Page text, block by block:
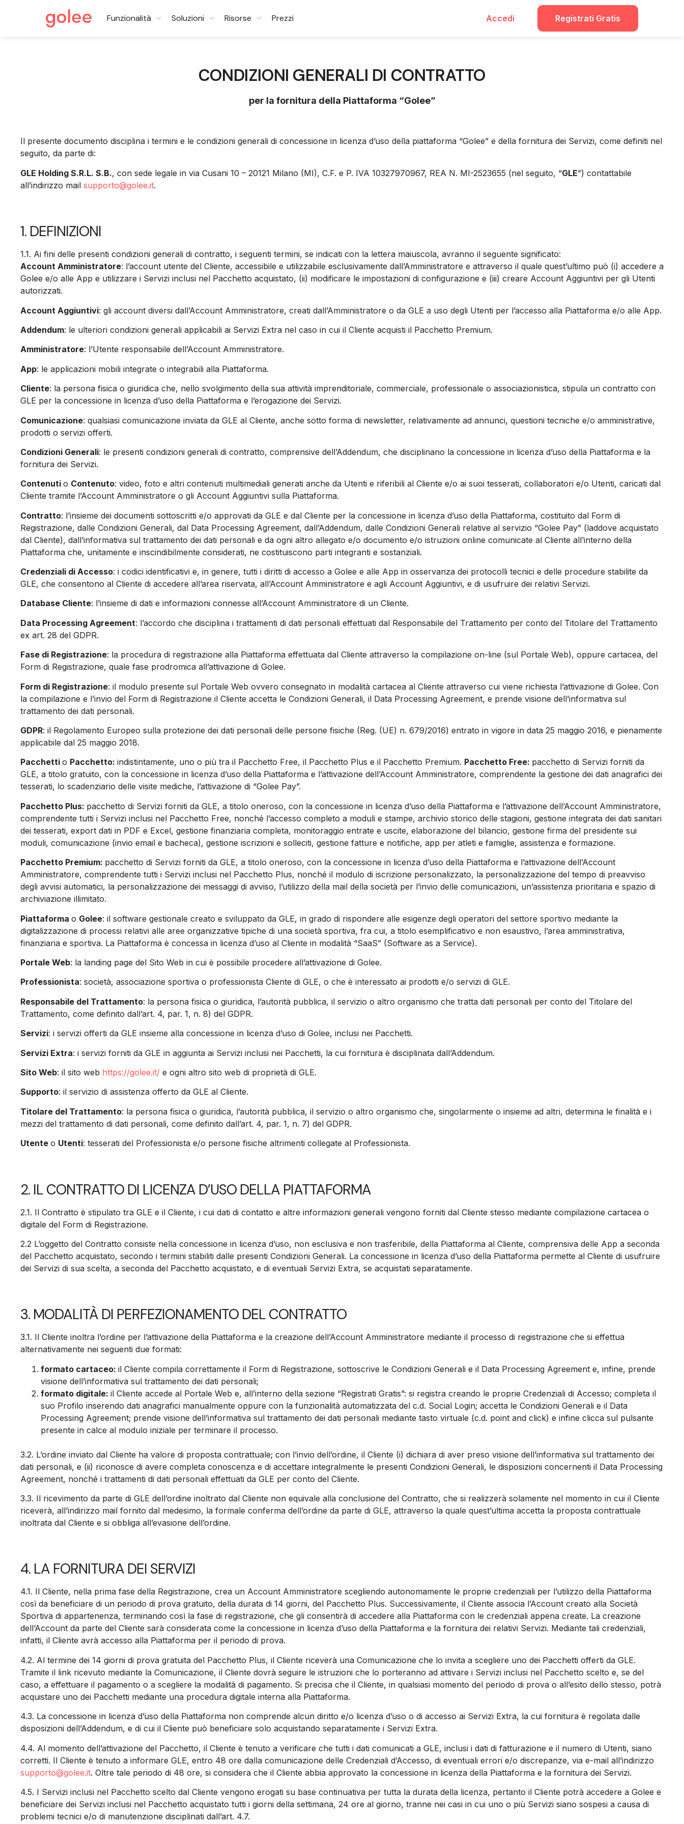
Funzionalità Soluzioni Risorse Prezzi Accedi Registrati Gratis
CONDIZIONI GENERALI DI CONTRATTO
per la fornitura della Piattaforma “Golee”
Il presente documento disciplina i termini e le condizioni generali di concessione in licenza d’uso della piattaforma “Golee” e della fornitura dei Servizi, come definiti nel
seguito, da parte di:
GLE Holding S.R.L. S.B., con sede legale in via Cusani 10 – 20121 Milano (MI), C.F. e P. IVA 10327970967, REA N. MI-2523655 (nel seguito, “GLE”) contattabile
all’indirizzo mail supporto@golee.it.
1. DEFINIZIONI
1.1. Ai fini delle presenti condizioni generali di contratto, i seguenti termini, se indicati con la lettera maiuscola, avranno il seguente significato:
Account Amministratore: l’account utente del Cliente, accessibile e utilizzabile esclusivamente dall’Amministratore e attraverso il quale quest’ultimo può (i) accedere a
Golee e/o alle App e utilizzare i Servizi inclusi nel Pacchetto acquistato, (ii) modificare le impostazioni di configurazione e (iii) creare Account Aggiuntivi per gli Utenti
autorizzati.
Account Aggiuntivi: gli account diversi dall’Account Amministratore, creati dall’Amministratore o da GLE a uso degli Utenti per l’accesso alla Piattaforma e/o alle App.
Addendum: le ulteriori condizioni generali applicabili ai Servizi Extra nel caso in cui il Cliente acquisti il Pacchetto Premium.
Amministratore: l’Utente responsabile dell’Account Amministratore.
App: le applicazioni mobili integrate o integrabili alla Piattaforma.
Cliente: la persona fisica o giuridica che, nello svolgimento della sua attività imprenditoriale, commerciale, professionale o associazionistica, stipula un contratto con
GLE per la concessione in licenza d’uso della Piattaforma e l’erogazione dei Servizi.
Comunicazione: qualsiasi comunicazione inviata da GLE al Cliente, anche sotto forma di newsletter, relativamente ad annunci, questioni tecniche e/o amministrative,
prodotti o servizi offerti.
Condizioni Generali: le presenti condizioni generali di contratto, comprensive dell’Addendum, che disciplinano la concessione in licenza d’uso della Piattaforma e la
fornitura dei Servizi.
Contenuti o Contenuto: video, foto e altri contenuti multimediali generati anche da Utenti e riferibili al Cliente e/o ai suoi tesserati, collaboratori e/o Utenti, caricati dal
Cliente tramite l’Account Amministratore o gli Account Aggiuntivi sulla Piattaforma.
Contratto: l’insieme dei documenti sottoscritti e/o approvati da GLE e dal Cliente per la concessione in licenza d’uso della Piattaforma, costituito dal Form di
Registrazione, dalle Condizioni Generali, dal Data Processing Agreement, dall’Addendum, dalle Condizioni Generali relative al servizio “Golee Pay” (laddove acquistato
dal Cliente), dall’informativa sul trattamento dei dati personali e da ogni altro allegato e/o documento e/o istruzioni online comunicate al Cliente all’interno della
Piattaforma che, unitamente e inscindibilmente considerati, ne costituiscono parti integranti e sostanziali.
Credenziali di Accesso: i codici identificativi e, in genere, tutti i diritti di accesso a Golee e alle App in osservanza dei protocolli tecnici e delle procedure stabilite da
GLE, che consentono al Cliente di accedere all’area riservata, all’Account Amministratore e agli Account Aggiuntivi, e di usufruire dei relativi Servizi.
Database Cliente: l’insieme di dati e informazioni connesse all’Account Amministratore di un Cliente.
Data Processing Agreement: l’accordo che disciplina i trattamenti di dati personali effettuati dal Responsabile del Trattamento per conto del Titolare del Trattamento
ex art. 28 del GDPR.
Fase di Registrazione: la procedura di registrazione alla Piattaforma effettuata dal Cliente attraverso la compilazione on-line (sul Portale Web), oppure cartacea, del
Form di Registrazione, quale fase prodromica all’attivazione di Golee.
Form di Registrazione: il modulo presente sul Portale Web ovvero consegnato in modalità cartacea al Cliente attraverso cui viene richiesta l’attivazione di Golee. Con
la compilazione e l’invio del Form di Registrazione il Cliente accetta le Condizioni Generali, il Data Processing Agreement, e prende visione dell’informativa sul
trattamento dei dati personali.
GDPR: il Regolamento Europeo sulla protezione dei dati personali delle persone fisiche (Reg. (UE) n. 679/2016) entrato in vigore in data 25 maggio 2016, e pienamente
applicabile dal 25 maggio 2018.
Pacchetti o Pacchetto: indistintamente, uno o più tra il Pacchetto Free, il Pacchetto Plus e il Pacchetto Premium. Pacchetto Free: pacchetto di Servizi forniti da
GLE, a titolo gratuito, con la concessione in licenza d’uso della Piattaforma e l’attivazione dell’Account Amministratore, comprendente la gestione dei dati anagrafici dei
tesserati, lo scadenziario delle visite mediche, l’attivazione di “Golee Pay”.
Pacchetto Plus: pacchetto di Servizi forniti da GLE, a titolo oneroso, con la concessione in licenza d’uso della Piattaforma e l’attivazione dell’Account Amministratore,
comprendente tutti i Servizi inclusi nel Pacchetto Free, nonché l’accesso completo a moduli e stampe, archivio storico delle stagioni, gestione integrata dei dati sanitari
dei tesserati, export dati in PDF e Excel, gestione finanziaria completa, monitoraggio entrate e uscite, elaborazione del bilancio, gestione firma del presidente sui
moduli, comunicazione (invio email e bacheca), gestione iscrizioni e solleciti, gestione fatture e notifiche, app per atleti e famiglie, assistenza e formazione.
Pacchetto Premium: pacchetto di Servizi forniti da GLE, a titolo oneroso, con la concessione in licenza d’uso della Piattaforma e l’attivazione dell’Account
Amministratore, comprendente tutti i Servizi inclusi nel Pacchetto Plus, nonché il modulo di iscrizione personalizzato, la personalizzazione del tempo di preavviso
degli avvisi automatici, la personalizzazione dei messaggi di avviso, l’utilizzo della mail della società per l’invio delle comunicazioni, un’assistenza prioritaria e spazio di
archiviazione illimitato.
Piattaforma o Golee: il software gestionale creato e sviluppato da GLE, in grado di rispondere alle esigenze degli operatori del settore sportivo mediante la
digitalizzazione di processi relativi alle aree organizzative tipiche di una società sportiva, fra cui, a titolo esemplificativo e non esaustivo, l’area amministrativa,
finanziaria e sportiva. La Piattaforma è concessa in licenza d’uso al Cliente in modalità “SaaS” (Software as a Service).
Portale Web: la landing page del Sito Web in cui è possibile procedere all’attivazione di Golee.
Professionista: società, associazione sportiva o professionista Cliente di GLE, o che è interessato ai prodotti e/o servizi di GLE.
Responsabile del Trattamento: la persona fisica o giuridica, l’autorità pubblica, il servizio o altro organismo che tratta dati personali per conto del Titolare del
Trattamento, come definito dall’art. 4, par. 1, n. 8) del GDPR.
Servizi: i servizi offerti da GLE insieme alla concessione in licenza d’uso di Golee, inclusi nei Pacchetti.
Servizi Extra: i servizi forniti da GLE in aggiunta ai Servizi inclusi nei Pacchetti, la cui fornitura è disciplinata dall’Addendum.
Sito Web: il sito web https://golee.it/ e ogni altro sito web di proprietà di GLE.
Supporto: il servizio di assistenza offerto da GLE al Cliente.
Titolare del Trattamento: la persona fisica o giuridica, l’autorità pubblica, il servizio o altro organismo che, singolarmente o insieme ad altri, determina le finalità e i
mezzi del trattamento di dati personali, come definito dall’art. 4, par. 1, n. 7) del GDPR.
Utente o Utenti: tesserati del Professionista e/o persone fisiche altrimenti collegate al Professionista.
2. IL CONTRATTO DI LICENZA D’USO DELLA PIATTAFORMA
2.1. Il Contratto è stipulato tra GLE e il Cliente, i cui dati di contatto e altre informazioni generali vengono forniti dal Cliente stesso mediante compilazione cartacea o
digitale del Form di Registrazione.
2.2 L’oggetto del Contratto consiste nella concessione in licenza d’uso, non esclusiva e non trasferibile, della Piattaforma al Cliente, comprensiva delle App a seconda
del Pacchetto acquistato, secondo i termini stabiliti dalle presenti Condizioni Generali. La concessione in licenza d’uso della Piattaforma permette al Cliente di usufruire
dei Servizi di sua scelta, a seconda del Pacchetto acquistato, e di eventuali Servizi Extra, se acquistati separatamente.
3. MODALITÀ DI PERFEZIONAMENTO DEL CONTRATTO
3.1. Il Cliente inoltra l’ordine per l’attivazione della Piattaforma e la creazione dell’Account Amministratore mediante il processo di registrazione che si effettua
alternativamente nei seguenti due formati:
formato cartaceo: il Cliente compila correttamente il Form di Registrazione, sottoscrive le Condizioni Generali e il Data Processing Agreement e, infine, prende
visione dell’informativa sul trattamento dei dati personali;
formato digitale: il Cliente accede al Portale Web e, all’interno della sezione “Registrati Gratis”: si registra creando le proprie Credenziali di Accesso; completa il
suo Profilo inserendo dati anagrafici manualmente oppure con la funzionalità automatizzata del c.d. Social Login; accetta le Condizioni Generali e il Data
Processing Agreement; prende visione dell’informativa sul trattamento dei dati personali mediante tasto virtuale (c.d. point and click) e infine clicca sul pulsante
presente in calce al modulo iniziale per terminare il processo.
3.2. L’ordine inviato dal Cliente ha valore di proposta contrattuale; con l’invio dell’ordine, il Cliente (i) dichiara di aver preso visione dell’informativa sul trattamento dei
dati personali, e (ii) riconosce di avere completa conoscenza e di accettare integralmente le presenti Condizioni Generali, le disposizioni concernenti il Data Processing
Agreement, nonché i trattamenti di dati personali effettuati da GLE per conto del Cliente.
3.3. Il ricevimento da parte di GLE dell’ordine inoltrato dal Cliente non equivale alla conclusione del Contratto, che si realizzerà solamente nel momento in cui il Cliente
riceverà, all’indirizzo mail fornito dal medesimo, la formale conferma dell’ordine da parte di GLE, attraverso la quale quest’ultima accetta la proposta contrattuale
inoltrata dal Cliente e si obbliga all’evasione dell’ordine.
4. LA FORNITURA DEI SERVIZI
4.1. Il Cliente, nella prima fase della Registrazione, crea un Account Amministratore scegliendo autonomamente le proprie credenziali per l’utilizzo della Piattaforma
così da beneficiare di un periodo di prova gratuito, della durata di 14 giorni, del Pacchetto Plus. Successivamente, il Cliente associa l’Account creato alla Società
Sportiva di appartenenza, terminando così la fase di registrazione, che gli consentirà di accedere alla Piattaforma con le credenziali appena create. La creazione
dell’Account da parte del Cliente sarà considerata come la concessione in licenza d’uso della Piattaforma e la fornitura dei relativi Servizi. Mediante tali credenziali,
infatti, il Cliente avrà accesso alla Piattaforma per il periodo di prova.
4.2. Al termine dei 14 giorni di prova gratuita del Pacchetto Plus, il Cliente riceverà una Comunicazione che lo invita a scegliere uno dei Pacchetti offerti da GLE.
Tramite il link ricevuto mediante la Comunicazione, il Cliente dovrà seguire le istruzioni che lo porteranno ad attivare i Servizi inclusi nel Pacchetto scelto e, se del
caso, a effettuare il pagamento o a scegliere la modalità di pagamento. Si precisa che il Cliente, in qualsiasi momento del periodo di prova o all’esito dello stesso, potrà
acquistare uno dei Pacchetti mediante una procedura digitale interna alla Piattaforma.
4.3. La concessione in licenza d’uso della Piattaforma non comprende alcun diritto e/o licenza d’uso o di accesso ai Servizi Extra, la cui fornitura è regolata dalle
disposizioni dell’Addendum, e di cui il Cliente può beneficiare solo acquistando separatamente i Servizi Extra.
4.4. Al momento dell’attivazione del Pacchetto, il Cliente è tenuto a verificare che tutti i dati comunicati a GLE, inclusi i dati di fatturazione e il numero di Utenti, siano
corretti. Il Cliente è tenuto a informare GLE, entro 48 ore dalla comunicazione delle Credenziali d’Accesso, di eventuali errori e/o discrepanze, via e-mail all’indirizzo
supporto@golee.it. Oltre tale periodo di 48 ore, si considera che il Cliente abbia approvato la concessione in licenza della Piattaforma e la fornitura dei Servizi.
4.5. I Servizi inclusi nel Pacchetto scelto dal Cliente vengono erogati su base continuativa per tutta la durata della licenza, pertanto il Cliente potrà accedere a Golee e
beneficiare dei Servizi inclusi nel Pacchetto acquistato tutti i giorni della settimana, 24 ore al giorno, tranne nei casi in cui uno o più Servizi siano sospesi a causa di
problemi tecnici e/o di manutenzione disciplinati dall’art. 4.7.